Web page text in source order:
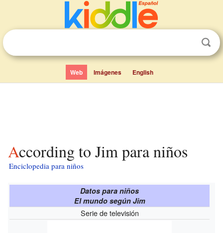
Web Imágenes English
According to Jim para niños
Enciclopedia para niños
Datos para niños
El mundo según Jim
Serie de televisión